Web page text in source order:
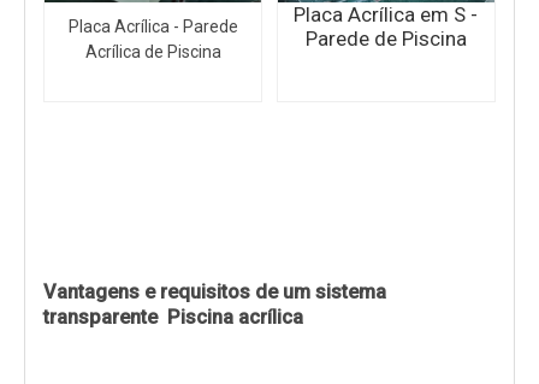
Placa Acrílica - Parede
Acrílica de Piscina
Placa Acrílica em S -
Parede de Piscina
Vantagens e requisitos de um sistema
transparente Piscina acrílica